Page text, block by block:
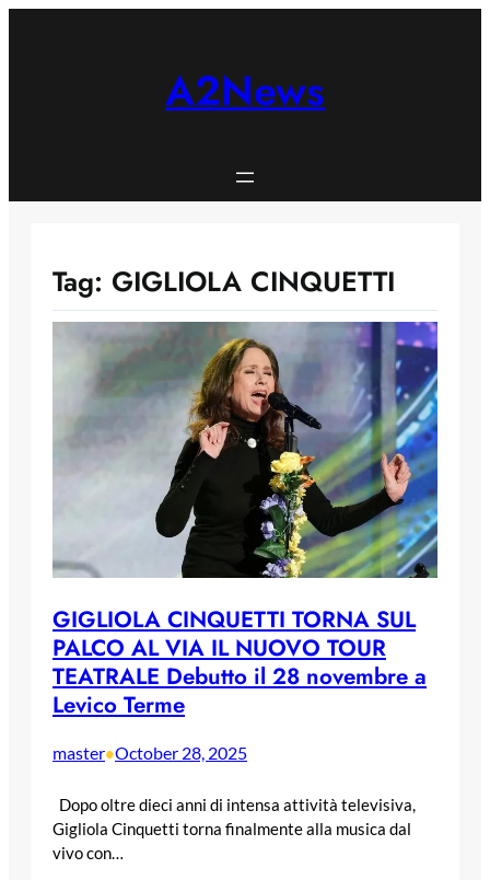
A2News
Tag: GIGLIOLA CINQUETTI
GIGLIOLA CINQUETTI TORNA SUL
PALCO AL VIA IL NUOVO TOUR
TEATRALE Debutto il 28 novembre a
Levico Terme
master•October 28, 2025
Dopo oltre dieci anni di intensa attività televisiva,
Gigliola Cinquetti torna finalmente alla musica dal
vivo con…